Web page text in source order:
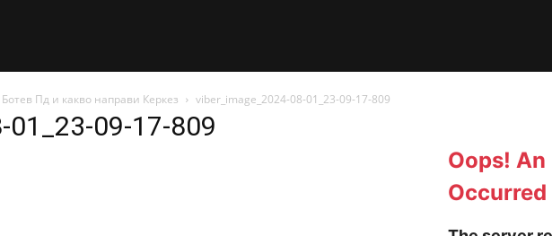
Пд и какво направи Керкез viber_image_2024-08-01_23-09-17-809
09-17-809